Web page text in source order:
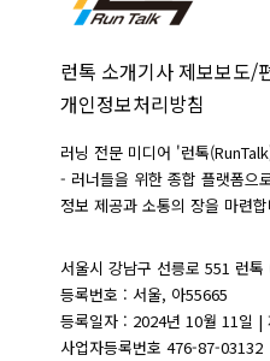
런톡 소개기사 제보보도/
개인정보처리방침
러닝 전문 미디어 '런톡
- 러너들을 위한 종합 플랫폼으
정보 제공과 소통의 장을 마련
서울시 강남구 선릉로 551 런
등록번호 : 서울, 아55665
등록일자 : 2024년 10월 11일 |
사업자등록번호 476-87-03132